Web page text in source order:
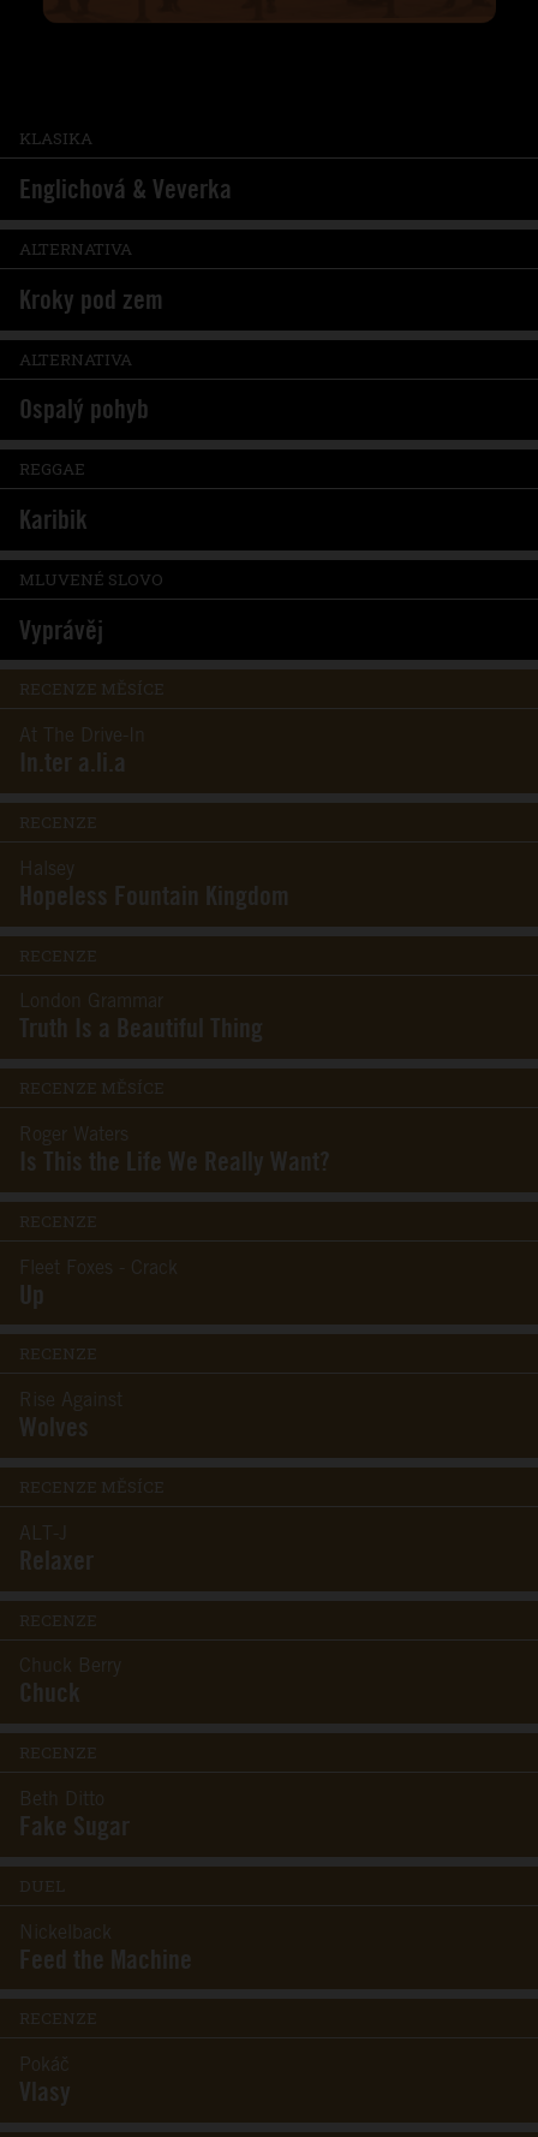
KLASIKA
Englichová & Veverka
ALTERNATIVA
Kroky pod zem
ALTERNATIVA
Ospalý pohyb
REGGAE
Karibik
MLUVENÉ SLOVO
Vyprávěj
RECENZE MĚSÍCE
At The Drive-In
In.ter a.li.a
RECENZE
Halsey
Hopeless Fountain Kingdom
RECENZE
London Grammar
Truth Is a Beautiful Thing
RECENZE MĚSÍCE
Roger Waters
Is This the Life We Really Want?
RECENZE
Fleet Foxes - Crack
Up
RECENZE
Rise Against
Wolves
RECENZE MĚSÍCE
ALT-J
Relaxer
RECENZE
Chuck Berry
Chuck
RECENZE
Beth Ditto
Fake Sugar
DUEL
Nickelback
Feed the Machine
RECENZE
Pokáč
Vlasy